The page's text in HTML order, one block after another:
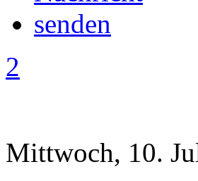
2
Mittwoch, 10.